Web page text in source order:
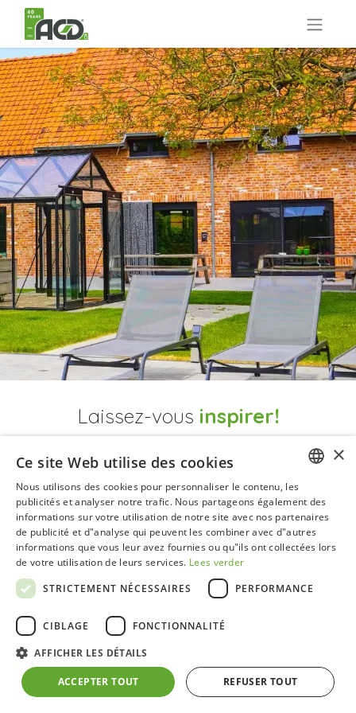
Laissez-vous inspirer!
SERRES CHAMBRES DE JARDIN
AFFAIRES ET PLAISIR PROJET & CRÉATION
DUTCH
GERMAN
FRENCH
×
Ce site Web utilise des cookies
Nous utilisons des cookies pour personnaliser le contenu, les
publicités et analyser notre trafic. Nous partageons également des
informations sur votre utilisation de notre site avec nos partenaires
de publicité et d"analyse qui peuvent les combiner avec d"autres
informations que vous leur avez fournies ou qu"ils ont collectées lors
de votre utilisation de leurs services. Lees verder
STRICTEMENT NÉCESSAIRES
PERFORMANCE
CIBLAGE FONCTIONNALITÉ
AFFICHER LES DÉTAILS
ACCEPTER TOUT REFUSER TOUT